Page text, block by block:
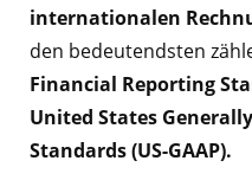
internationalen
den bedeutendsten
Financial Reporting
United States
Standards (US-GAAP).